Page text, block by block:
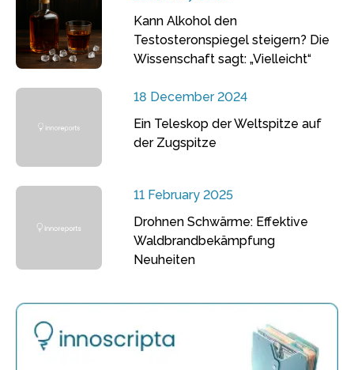
Kann Alkohol den
Testosteronspiegel steigern? Die
Wissenschaft sagt: „Vielleicht“
18 December 2024
Ein Teleskop der Weltspitze auf
der Zugspitze
11 February 2025
Drohnen Schwärme: Effektive
Waldbrandbekämpfung
Neuheiten